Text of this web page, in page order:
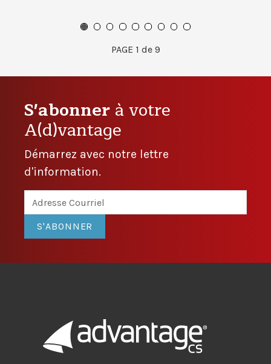
PAGE 1 de 9
S'abonnerà votre
A(d)vantage
Démarrez avec notre lettre
d'information.
S'ABONNER